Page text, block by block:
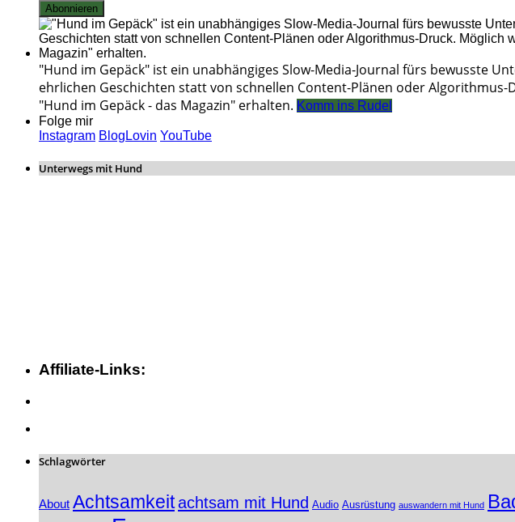
"Hund im Gepäck" ist ein unabhängiges Slow-Media-Journal fürs bewusste
ehrlichen Geschichten statt von schnellen Content-Plänen oder
"Hund im Gepäck - das Magazin" erhalten. Komm ins Rudel
Folge mir
Instagram BlogLovin YouTube
Unterwegs mit Hund
Affiliate-Links:
Schlagwörter
About Achtsamkeitachtsam mit Hund Audio Ausrüstung auswandern mit Hund